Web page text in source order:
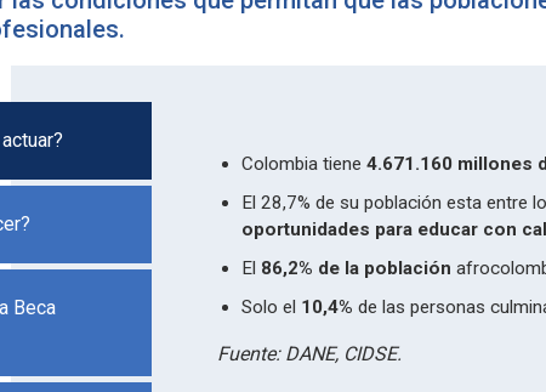
Colombia tiene 4.671.160 millones
El 28,7% de su población esta entre
oportunidades para educar con
El 86,2% de la población
Solo el 10,4% de las personas
Fuente: DANE, CIDSE.
Beca